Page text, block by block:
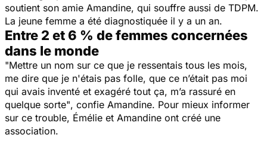
soutient son amie Amandine, qui souffre aussi de TDPM.
La jeune femme a été diagnostiquée il y a un an.
Entre 2 et 6 % de femmes concernées
dans le monde
"Mettre un nom sur ce que je ressentais tous les mois,
me dire que je n'étais pas folle, que ce n’était pas moi
qui avais inventé et exagéré tout ça, m’a rassuré en
quelque sorte", confie Amandine. Pour mieux informer
sur ce trouble, Émélie et Amandine ont créé une
association.